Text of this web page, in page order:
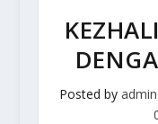
Posted by admin